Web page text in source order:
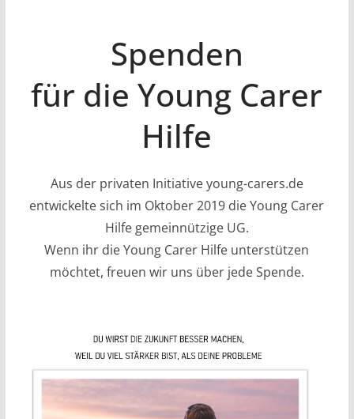
Spenden
für die Young Carer
Hilfe
Aus der privaten Initiative young-carers.de
entwickelte sich im Oktober 2019 die Young Carer
Hilfe gemeinnützige UG.
Wenn ihr die Young Carer Hilfe unterstützen
möchtet, freuen wir uns über jede Spende.